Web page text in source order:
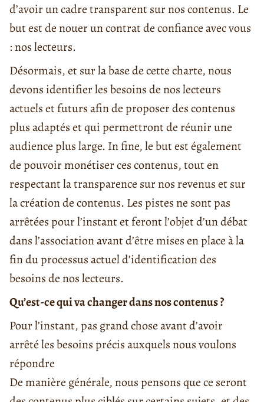
d’avoir un cadre transparent sur nos contenus. Le
but est de nouer un contrat de confiance avec vous
: nos lecteurs.
Désormais, et sur la base de cette charte, nous
devons identifier les besoins de nos lecteurs
actuels et futurs afin de proposer des contenus
plus adaptés et qui permettront de réunir une
audience plus large. In fine, le but est également
de pouvoir monétiser ces contenus, tout en
respectant la transparence sur nos revenus et sur
la création de contenus. Les pistes ne sont pas
arrêtées pour l’instant et feront l’objet d’un débat
dans l’association avant d’être mises en place à la
fin du processus actuel d’identification des
besoins de nos lecteurs.
Qu’est-ce qui va changer dans nos contenus ?
Pour l’instant, pas grand chose avant d’avoir
arrêté les besoins précis auxquels nous voulons
répondre
De manière générale, nous pensons que ce seront